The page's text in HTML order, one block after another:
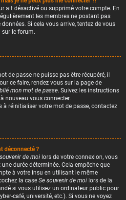
ait désactivé ou supprimé votre compte. En
les membres ne postant pas
Si cela vous arrive, tentez de vous
sur le forum.
de passe ne puisse pas être récupéré, il
ce faire, rendez vous sur la page de
mon mot de passe. Suivez les instructions
nouveau vous connecter.
à réinitialiser votre mot de passe, contactez
déconnecté ?
de moi lors de votre connexion, vous
durée déterminée. Cela empêche que
à votre insu en utilisant le même
la case Se souvenir de moi lors de la
si vous utilisez un ordinateur public pour
café, université, etc.). Si vous ne voyez